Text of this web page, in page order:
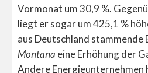
Vormonat um 30,9 %.
liegt er sogar um 425,1 %
aus Deutschland stammende
Montana eine Erhöhung der
Andere Energieunternehmen